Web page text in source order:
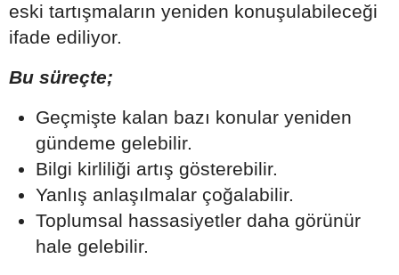
eski tartışmaların yeniden konuşulabileceği
ifade ediliyor.
Bu süreçte;
Geçmişte kalan bazı konular yeniden
gündeme gelebilir.
Bilgi kirliliği artış gösterebilir.
Yanlış anlaşılmalar çoğalabilir.
Toplumsal hassasiyetler daha görünür
hale gelebilir.